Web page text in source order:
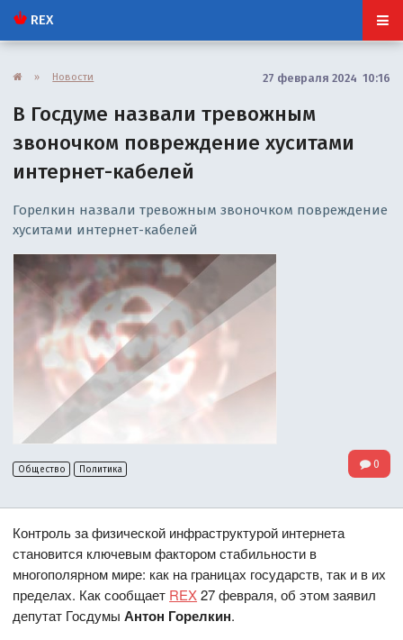
REX
» Новости 27 февраля 2024 10:16
В Госдуме назвали тревожным
звоночком повреждение хуситами
интернет-кабелей
Горелкин назвали тревожным звоночком повреждение
хуситами интернет-кабелей
Общество Политика 0
Контроль за физической инфраструктурой интернета
становится ключевым фактором стабильности в
многополярном мире: как на границах государств, так и в их
пределах. Как сообщает REX27 февраля, об этом заявил
депутат ГосдумыАнтон Горелкин.